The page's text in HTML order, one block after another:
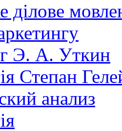
ділове
Э. А. Уткин
Степан
анализ